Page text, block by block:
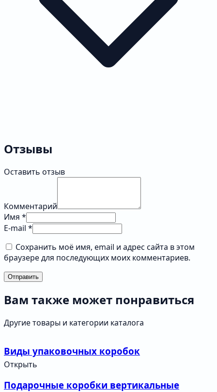
Отзывы
Оставить отзыв
Комментарий
Имя *
E-mail *
Сохранить моё имя, email и адрес сайта в этом
браузере для последующих моих комментариев.
Отправить
Вам также может понравиться
Другие товары и категории каталога
Виды упаковочных коробок
Открыть
Подарочные коробки вертикальные